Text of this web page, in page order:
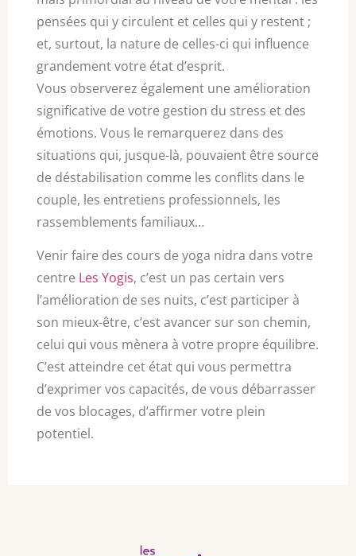
pensées qui y circulent et celles qui y restent ;
et, surtout, la nature de celles-ci qui influence
grandement votre état d’esprit.
Vous observerez également une amélioration
significative de votre gestion du stress et des
émotions. Vous le remarquerez dans des
situations qui, jusque-là, pouvaient être source
de déstabilisation comme les conflits dans le
couple, les entretiens professionnels, les
rassemblements familiaux…
Venir faire des cours de yoga nidra dans votre
centre Les Yogis, c’est un pas certain vers
l’amélioration de ses nuits, c’est participer à
son mieux-être, c’est avancer sur son chemin,
celui qui vous mènera à votre propre équilibre.
C’est atteindre cet état qui vous permettra
d’exprimer vos capacités, de vous débarrasser
de vos blocages, d’affirmer votre plein
potentiel.